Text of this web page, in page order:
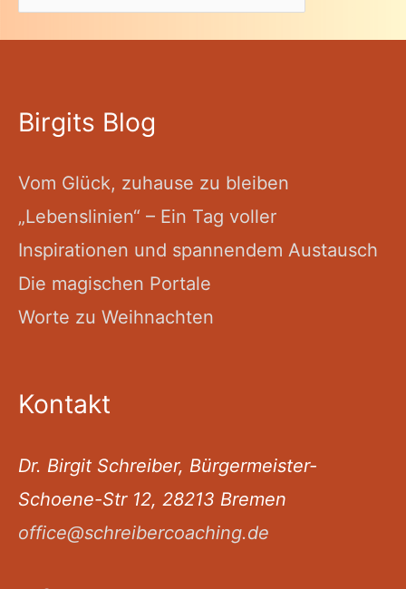
Birgits Blog
Vom Glück, zuhause zu bleiben
„Lebenslinien“ – Ein Tag voller
Inspirationen und spannendem Austausch
Die magischen Portale
Worte zu Weihnachten
Kontakt
Dr. Birgit Schreiber, Bürgermeister-
Schoene-Str 12, 28213 Bremen
office@schreibercoaching.de